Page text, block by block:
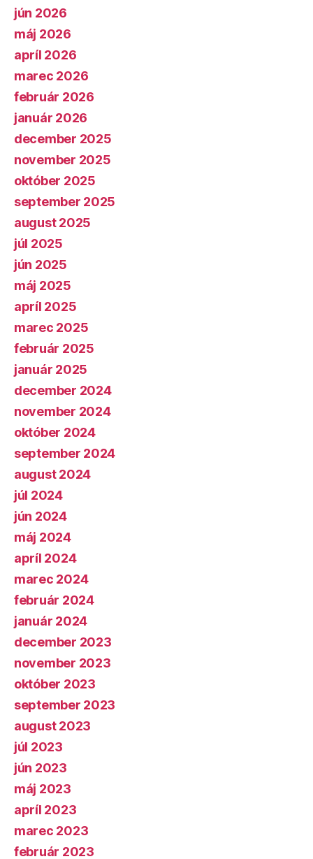
jún 2026
máj 2026
apríl 2026
marec 2026
február 2026
január 2026
december 2025
november 2025
október 2025
september 2025
august 2025
júl 2025
jún 2025
máj 2025
apríl 2025
marec 2025
február 2025
január 2025
december 2024
november 2024
október 2024
september 2024
august 2024
júl 2024
jún 2024
máj 2024
apríl 2024
marec 2024
február 2024
január 2024
december 2023
november 2023
október 2023
september 2023
august 2023
júl 2023
jún 2023
máj 2023
apríl 2023
marec 2023
február 2023